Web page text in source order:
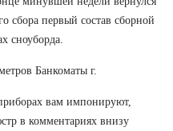
сбора первый состав сборной
сноуборда.
Банкоматы г.
вам импонируют,
в комментариях внизу